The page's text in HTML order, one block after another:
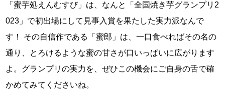
「蜜芋処えんむすび」は、なんと「全国焼き芋グランプリ2
023」で初出場にして見事入賞を果たした実力派なんで
す！ その自信作である「蜜郎」は、一口食べればその名の
通り、とろけるような蜜の甘さが口いっぱいに広がります
よ。グランプリの実力を、ぜひこの機会にご自身の舌で確
かめてみてくださいね。